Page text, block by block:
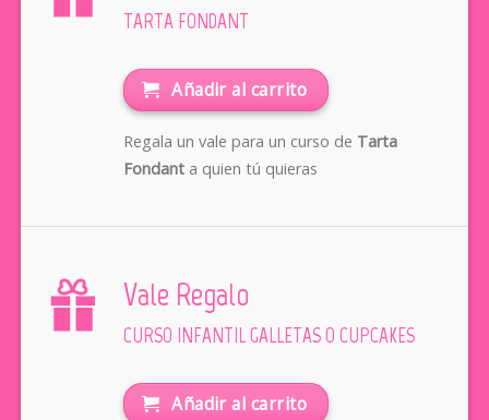
TARTA FONDANT
Añadir al carrito
Regala un vale para un curso de Tarta
Fondanta quien tú quieras
Vale Regalo
CURSO INFANTIL GALLETAS O CUPCAKES
Añadir al carrito